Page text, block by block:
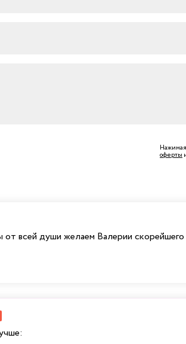
оферты
всей души желаем Валерии скорейшего